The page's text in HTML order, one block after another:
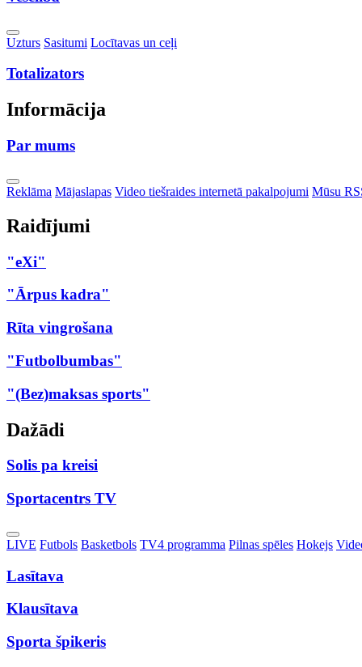
Toggle
Dropdown
Uzturs Sasitumi Locītavas un ceļi
Totalizators
Informācija
Par mums
Toggle
Dropdown
Reklāma Mājaslapas Video tiešraides internetā pakalpojumi Mūsu
Raidījumi
"eXi"
"Ārpus kadra"
Rīta vingrošana
"Futbolbumbas"
"(Bez)maksas sports"
Dažādi
Solis pa kreisi
Sportacentrs TV
Toggle
Dropdown
LIVE Futbols Basketbols TV4 programma Pilnas spēles Hokejs
Lasītava
Klausītava
Sporta špikeris